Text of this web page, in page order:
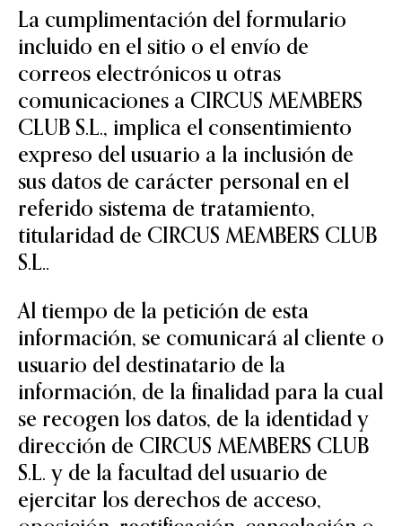
La cumplimentación del formulario
incluido en el sitio o el envío de
correos electrónicos u otras
comunicaciones a CIRCUS MEMBERS
CLUB S.L., implica el consentimiento
expreso del usuario a la inclusión de
sus datos de carácter personal en el
referido sistema de tratamiento,
titularidad de CIRCUS MEMBERS CLUB
S.L..
Al tiempo de la petición de esta
información, se comunicará al cliente o
usuario del destinatario de la
información, de la finalidad para la cual
se recogen los datos, de la identidad y
dirección de CIRCUS MEMBERS CLUB
S.L. y de la facultad del usuario de
ejercitar los derechos de acceso,